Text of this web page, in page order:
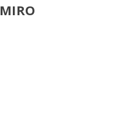
MIRO